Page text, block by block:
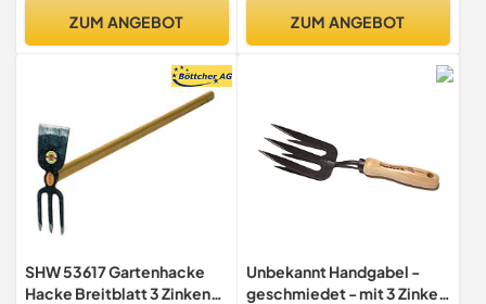
ZUM ANGEBOT ZUM ANGEBOT
SHW 53617 Gartenhacke
Hacke Breitblatt 3 Zinken
Unbekannt Handgabel -
geschmiedet - mit 3 Zinken